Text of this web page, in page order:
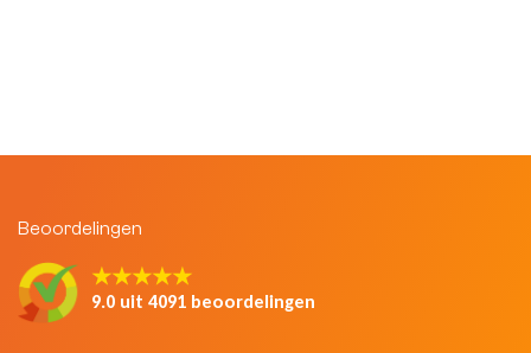
Beoordelingen
★★★★★
9.0 uit 4091 beoordelingen